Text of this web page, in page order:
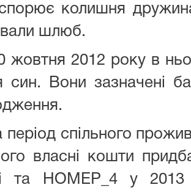
колишня
шлюб.
жовтня 2012 року в
син. Вони зазначені
період спільного
власні кошти
та НОМЕР_4 у 2013